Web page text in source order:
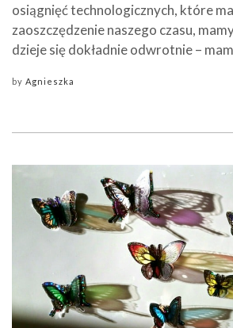
osiągnięć technologicznych, które
zaoszczędzenie naszego czasu,
dzieje się dokładnie odwrotnie –
by Agnieszka